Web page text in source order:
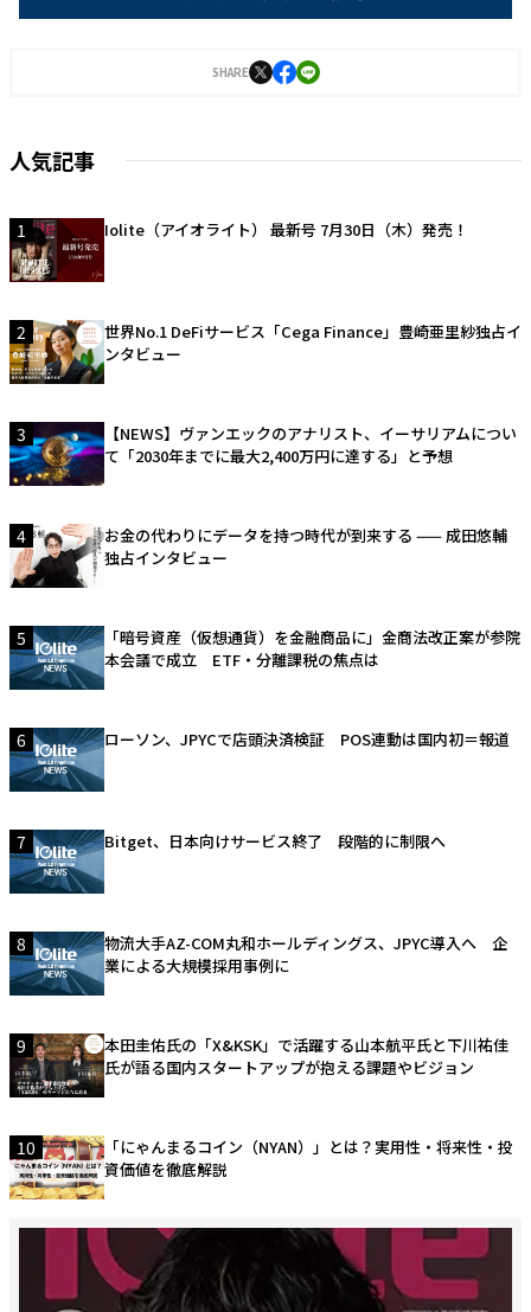
SHARE
人気記事
1 Iolite（アイオライト） 最新号 7月30日（木）発売！
2
世界No.1 DeFiサービス「Cega Finance」豊崎亜里紗独占イ
ンタビュー
3
【NEWS】ヴァンエックのアナリスト、イーサリアムについ
て「2030年までに最大2,400万円に達する」と予想
4
お金の代わりにデータを持つ時代が到来する —— 成田悠輔
独占インタビュー
5
「暗号資産（仮想通貨）を金融商品に」金商法改正案が参院
本会議で成立 ETF・分離課税の焦点は
6 ローソン、JPYCで店頭決済検証 POS連動は国内初＝報道
7 Bitget、日本向けサービス終了 段階的に制限へ
8
物流大手AZ-COM丸和ホールディングス、JPYC導入へ 企
業による大規模採用事例に
9
本田圭佑氏の「X&KSK」で活躍する山本航平氏と下川祐佳
氏が語る国内スタートアップが抱える課題やビジョン
10
「にゃんまるコイン（NYAN）」とは？実用性・将来性・投
資価値を徹底解説